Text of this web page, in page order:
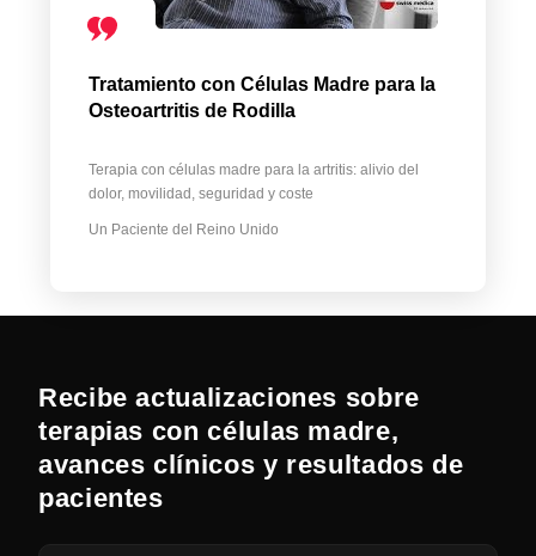
Tratamiento con Células Madre para la
Osteoartritis de Rodilla
Terapia con células madre para la artritis: alivio del
dolor, movilidad, seguridad y coste
Un Paciente del Reino Unido
Recibe actualizaciones sobre
terapias con células madre,
avances clínicos y resultados de
pacientes